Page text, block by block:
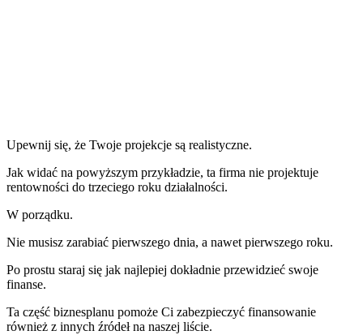
Upewnij się, że Twoje projekcje są realistyczne.
Jak widać na powyższym przykładzie, ta firma nie projektuje
rentowności do trzeciego roku działalności.
W porządku.
Nie musisz zarabiać pierwszego dnia, a nawet pierwszego roku.
Po prostu staraj się jak najlepiej dokładnie przewidzieć swoje
finanse.
Ta część biznesplanu pomoże Ci zabezpieczyć finansowanie
również z innych źródeł na naszej liście.